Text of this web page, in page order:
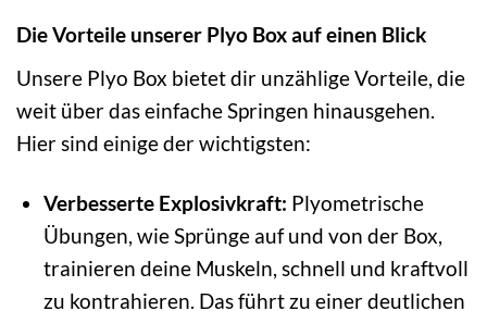
Die Vorteile unserer Plyo Box auf einen Blick
Unsere Plyo Box bietet dir unzählige Vorteile, die
weit über das einfache Springen hinausgehen.
Hier sind einige der wichtigsten:
Verbesserte Explosivkraft: Plyometrische
Übungen, wie Sprünge auf und von der Box,
trainieren deine Muskeln, schnell und kraftvoll
zu kontrahieren. Das führt zu einer deutlichen